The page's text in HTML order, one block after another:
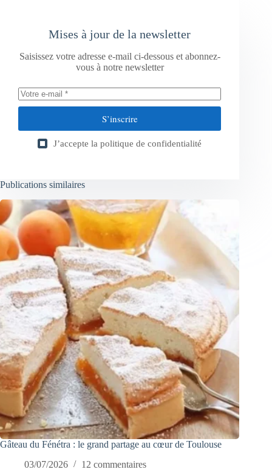
Mises à jour de la newsletter
Saisissez votre adresse e-mail ci-dessous et abonnez-
vous à notre newsletter
S’inscrire
J’accepte la politique de confidentialité
Publications similaires
Gâteau du Fénétra : le grand partage au cœur de Toulouse
03/07/2026
12 commentaires